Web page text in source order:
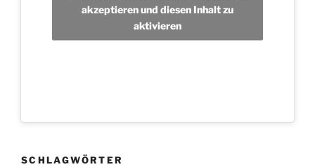
akzeptieren und diesen Inhalt zu
aktivieren
SCHLAGWÖRTER